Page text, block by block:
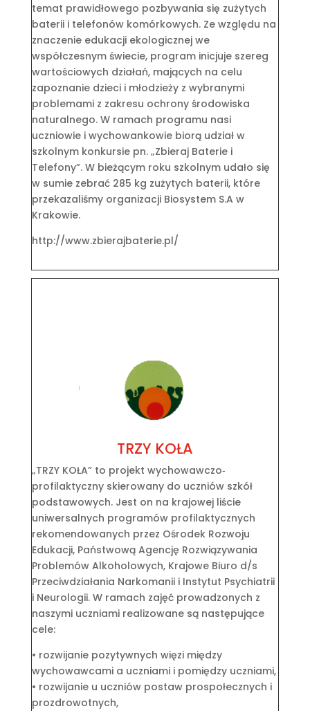
temat prawidłowego pozbywania się zużytych
baterii i telefonów komórkowych. Ze względu na
znaczenie edukacji ekologicznej we
współczesnym świecie, program inicjuje szereg
wartościowych działań, mających na celu
zapoznanie dzieci i młodzieży z wybranymi
problemami z zakresu ochrony środowiska
naturalnego. W ramach programu nasi
uczniowie i wychowankowie biorą udział w
szkolnym konkursie pn. „Zbieraj Baterie i
Telefony”. W bieżącym roku szkolnym udało się
w sumie zebrać 285 kg zużytych baterii, które
przekazaliśmy organizacji Biosystem S.A w
Krakowie.
http://www.zbierajbaterie.pl/
TRZY KOŁA
„TRZY KOŁA” to projekt wychowawczo‐
profilaktyczny skierowany do uczniów szkół
podstawowych. Jest on na krajowej liście
uniwersalnych programów profilaktycznych
rekomendowanych przez Ośrodek Rozwoju
Edukacji, Państwową Agencję Rozwiązywania
Problemów Alkoholowych, Krajowe Biuro d/s
Przeciwdziałania Narkomanii i Instytut Psychiatrii
i Neurologii. W ramach zajęć prowadzonych z
naszymi uczniami realizowane są następujące
cele:
• rozwijanie pozytywnych więzi między
wychowawcami a uczniami i pomiędzy uczniami,
• rozwijanie u uczniów postaw prospołecznych i
prozdrowotnych,